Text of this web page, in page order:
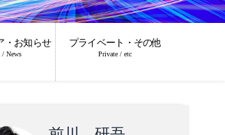
・お知らせ
News
プライベート・その他
Private / etc